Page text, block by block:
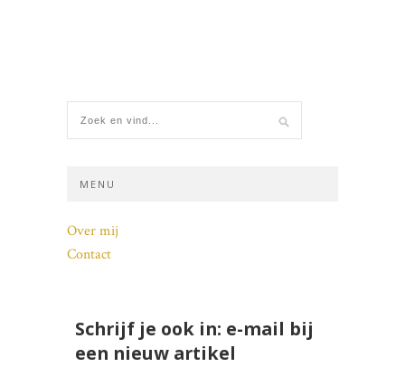
MENU
Over mij
Contact
Schrijf je ook in: e-mail bij
een nieuw artikel